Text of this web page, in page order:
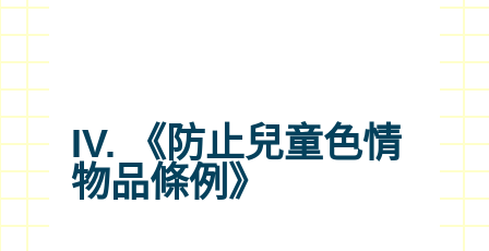
IV. 《防止兒童色情
物品條例》